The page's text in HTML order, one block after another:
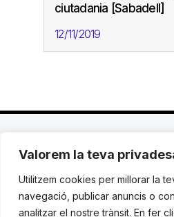
Valorem la teva
Utilitzem cookies per millorar la
navegació, publicar anuncis o
analitzar el nostre trànsit. En fer
ciutadania [Sabadell]
12/11/2019
C. Avinyó 44, 2n | 08002
119 03 72|institut@idhc.org
© Institut de Drets Humans